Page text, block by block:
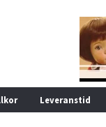
Leveranstid